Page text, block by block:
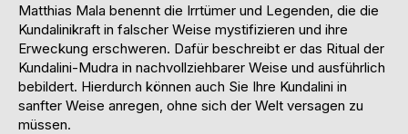
Matthias Mala benennt die Irrtümer und Legenden, die die
Kundalinikraft in falscher Weise mystifizieren und ihre
Erweckung erschweren. Dafür beschreibt er das Ritual der
Kundalini-Mudra in nachvollziehbarer Weise und ausführlich
bebildert. Hierdurch können auch Sie Ihre Kundalini in
sanfter Weise anregen, ohne sich der Welt versagen zu
müssen.